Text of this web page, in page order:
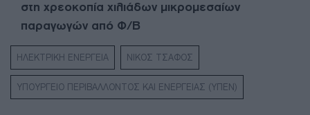
στη χρεοκοπία χιλιάδων μικρομεσαίων
παραγωγών από Φ/Β
ΗΛΕΚΤΡΙΚΗ ΕΝΕΡΓΕΙΑ ΝΙΚΟΣ ΤΣΑΦΟΣ
ΥΠΟΥΡΓΕΙΟ ΠΕΡΙΒΑΛΛΟΝΤΟΣ ΚΑΙ ΕΝΕΡΓΕΙΑΣ (ΥΠΕΝ)